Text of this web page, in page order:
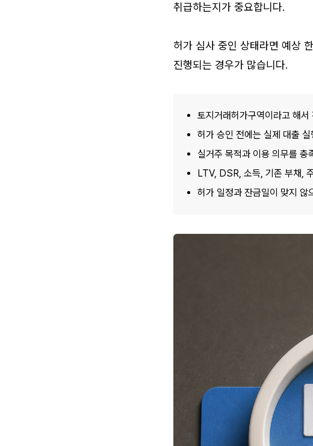
취급하는지가 중요합니다.
허가 심사 중인 상태라면 예상
진행되는 경우가 많습니다.
토지거래허가구역이라고 해
허가 승인 전에는 실제 대출
실거주 목적과 이용 의무를 충
LTV, DSR, 소득, 기존 부채,
허가 일정과 잔금일이 맞지 않